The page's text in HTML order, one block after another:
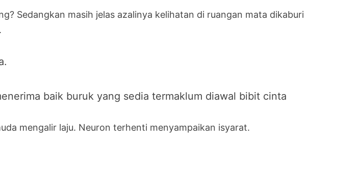
Sedangkan masih jelas azalinya kelihatan di ruangan mata dikaburi
baik buruk yang sedia termaklum diawal bibit cinta
mengalir laju. Neuron terhenti menyampaikan isyarat.